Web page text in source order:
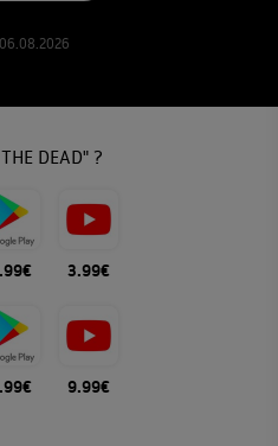
06.08.2026
DEAD" ?
3.99€
9.99€